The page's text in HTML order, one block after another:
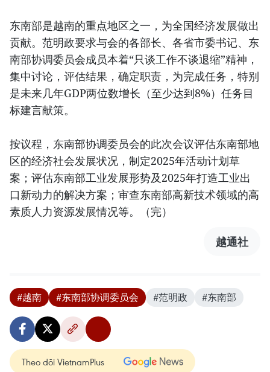
东南部是越南的重点地区之一，为全国经济发展做出
贡献。范明政要求与会的各部长、各省市委书记、东
南部协调委员会成员本着“只谈工作不谈退缩”精神，
集中讨论，评估结果，确定职责，为完成任务，特别
是未来几年GDP两位数增长（至少达到8%）任务目
标建言献策。
按议程，东南部协调委员会的此次会议评估东南部地
区的经济社会发展状况，制定2025年活动计划草
案；评估东南部工业发展形势及2025年打造工业出
口新动力的解决方案；审查东南部高新技术领域的高
素质人力资源发展情况等。（完）
越通社
#越南 #东南部协调委员会 #范明政 #东南部
Theo dõi VietnamPlus